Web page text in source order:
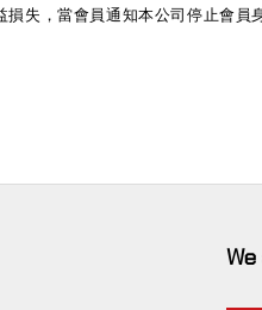
損失，當會員通知本公司停止